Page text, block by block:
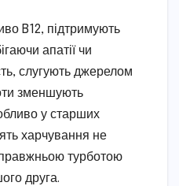
B12, підтримують
апатії чи
слугують джерелом
зменшують
у старших
харчування не
турботою
друга.